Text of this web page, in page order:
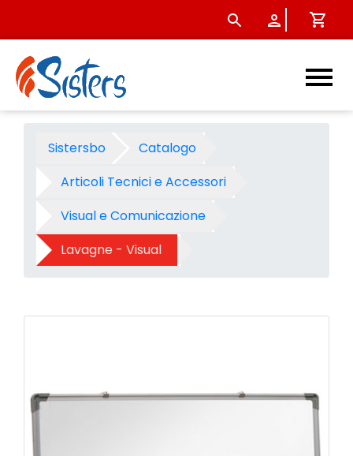
Lavagna magnetica Red In
Sistersbo
Catalogo
Articoli Tecnici e Accessori
Visual e Comunicazione
Lavagne - Visual